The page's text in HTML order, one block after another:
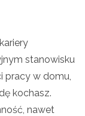
stanowisku
pracy w domu,
kochasz.
nawet